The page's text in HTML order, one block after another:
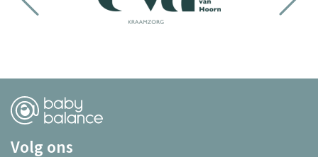
Volg ons